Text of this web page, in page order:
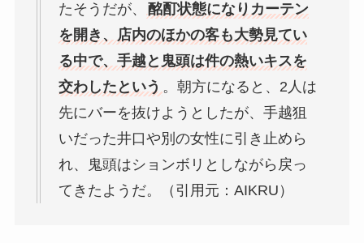
たそうだが、
酩酊状態になりカーテン
を開き、店内のほかの客も大勢見てい
る中で、手越と鬼頭は件の熱いキスを
交わしたという 。朝方になると、2人は
先にバーを抜けようとしたが、手越狙
いだった井口や別の女性に引き止めら
れ、鬼頭はションボリとしながら戻っ
てきたようだ。（引用元：AIKRU）